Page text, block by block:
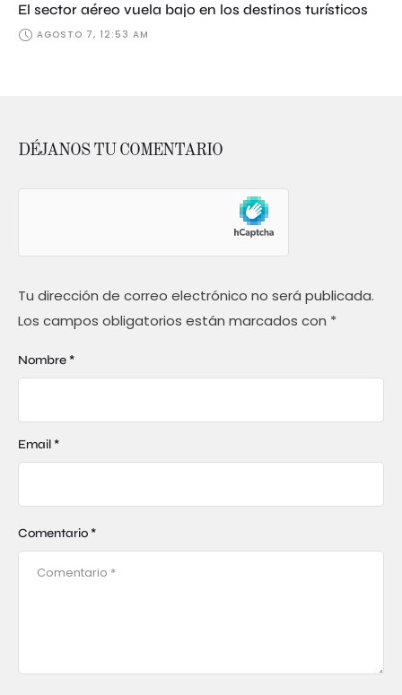
El sector aéreo vuela bajo en los destinos turísticos
AGOSTO 7, 12:53 AM
DÉJANOS TU COMENTARIO
Tu dirección de correo electrónico no será publicada.
Los campos obligatorios están marcados con *
Comentario *
Nombre *
Email *